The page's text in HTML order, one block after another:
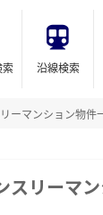
索 沿線検索
ーマンション物件
リーマ